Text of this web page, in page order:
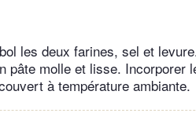
les deux farines, sel et
pâte molle et lisse. Incorporer
à température ambiante.